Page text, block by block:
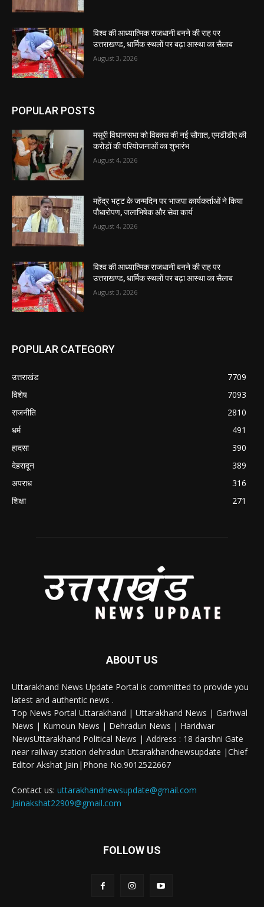
विश्व की आध्यात्मिक राजधानी बनने की राह पर
उत्तराखण्ड, धार्मिक स्थलों पर बढ़ा आस्था का सैलाब
August 3, 2026
POPULAR POSTS
मसूरी विधानसभा को विकास की नई सौगात, एमडीडीए की
करोड़ों की परियोजनाओं का शुभारंभ
August 4, 2026
महेंद्र भट्ट के जन्मदिन पर भाजपा कार्यकर्ताओं ने किया
पौधारोपण, जलाभिषेक और सेवा कार्य
August 4, 2026
विश्व की आध्यात्मिक राजधानी बनने की राह पर
उत्तराखण्ड, धार्मिक स्थलों पर बढ़ा आस्था का सैलाब
August 3, 2026
POPULAR CATEGORY
उत्तराखंड
7709
विशेष
7093
राजनीति
2810
धर्म
491
हादसा
390
देहरादून
389
अपराध
316
शिक्षा
271
ABOUT US
Uttarakhand News Update Portal is committed to provide you
latest and authentic news .
Top News Portal Uttarakhand | Uttarakhand News | Garhwal
News | Kumoun News | Dehradun News | Haridwar
NewsUttarakhand Political News | Address : 18 darshni Gate
near railway station dehradun Uttarakhandnewsupdate |Chief
Editor Akshat Jain|Phone No.9012522667
Contact us: uttarakhandnewsupdate@gmail.com
Jainakshat22909@gmail.com
FOLLOW US